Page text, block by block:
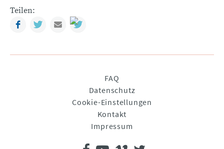
Teilen:
FacebookTwitterMail
FAQ
Datenschutz
Cookie-Einstellungen
Kontakt
Impressum